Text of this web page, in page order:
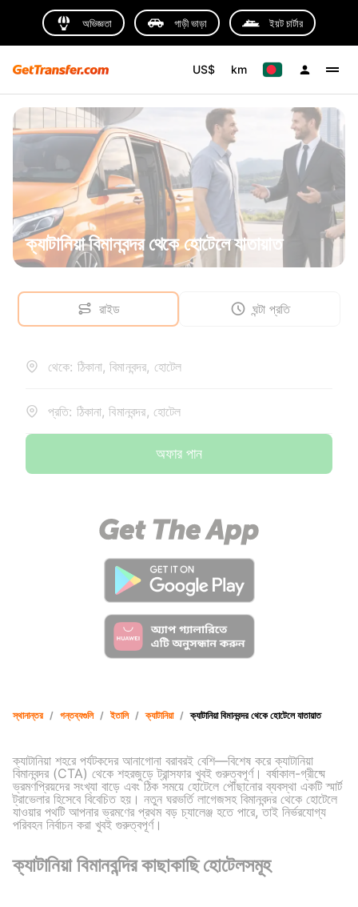
অভিজ্ঞতা গাড়ী ভাড়া ইয়ট চার্টার
US$ km
ক্যাটানিয়া বিমানবন্দর থেকে হোটেলে যাতায়াত
রাইড ঘন্টা প্রতি
থেকে: ঠিকানা, বিমানবন্দর, হোটেল
প্রতি: ঠিকানা, বিমানবন্দর, হোটেল
অফার পান
স্থানান্তর / গন্তব্যগুলি / ইতালি / ক্যাটানিয়া / ক্যাটানিয়া বিমানবন্দর থেকে হোটেলে যাতায়াত
ক্যাটানিয়া শহরে পর্যটকদের আনাগোনা বরাবরই বেশি—বিশেষ করে ক্যাটানিয়া
বিমানবন্দর (CTA) থেকে শহরজুড়ে ট্রান্সফার খুবই গুরুত্বপূর্ণ। বর্ষাকাল-গ্রীষ্মে
ভ্রমণপ্রিয়দের সংখ্যা বাড়ে এবং ঠিক সময়ে হোটেলে পৌঁছানোর ব্যবস্থা একটি স্মার্ট
ট্রাভেলার হিসেবে বিবেচিত হয়। নতুন ঘরভর্তি লাগেজসহ বিমানবন্দর থেকে হোটেলে
যাওয়ার পথটি আপনার ভ্রমণের প্রথম বড় চ্যালেঞ্জ হতে পারে, তাই নির্ভরযোগ্য
পরিবহন নির্বাচন করা খুবই গুরুত্বপূর্ণ।
ক্যাটানিয়া বিমানবন্দির কাছাকাছি হোটেলসমূহ